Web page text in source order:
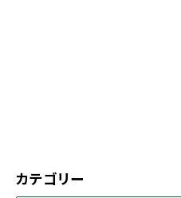
カテゴリー